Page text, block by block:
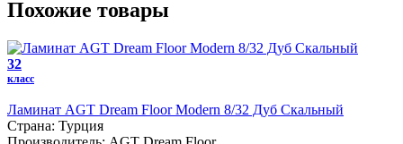
Похожие товары
32
класс
Ламинат AGT Dream Floor Modern 8/32 Дуб Скальный
Страна: Турция